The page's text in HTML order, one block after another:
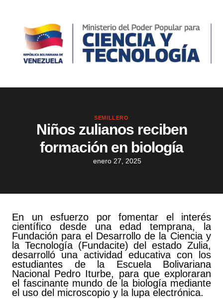
SEMILLERO
Niños zulianos reciben
formación en biología
enero 27, 2025
En un esfuerzo por fomentar el interés
científico desde una edad temprana, la
Fundación para el Desarrollo de la Ciencia y
la Tecnología (Fundacite) del estado Zulia,
desarrolló una actividad educativa con los
estudiantes de la Escuela Bolivariana
Nacional Pedro Iturbe, para que exploraran
el fascinante mundo de la biología mediante
el uso del microscopio y la lupa electrónica.